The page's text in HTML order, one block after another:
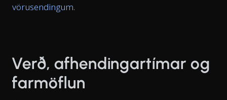
vörusendingum.
Verð, afhendingartímar og
farmöflun